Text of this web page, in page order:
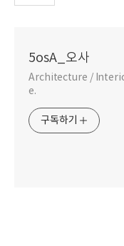
5osA_오사
Architecture /
e.
구독하기